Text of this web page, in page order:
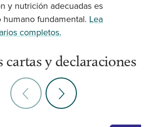
y nutrición adecuadas es
humano fundamental. Lea
completos.
y declaraciones